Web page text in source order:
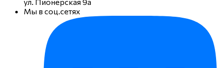
Мы в соц.сетях